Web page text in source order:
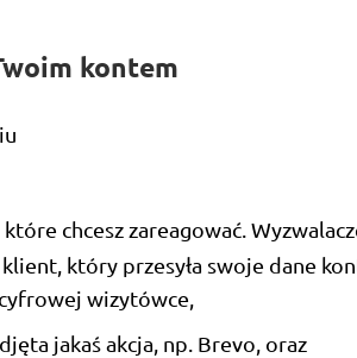
kontem
które chcesz zareagować.
który przesyła swoje dane
wizytówce,
jakaś akcja, np. Brevo, oraz